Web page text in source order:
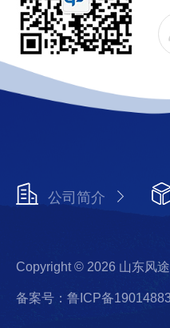
公司简介
Copyright © 2026 山东风
备案号：鲁ICP备